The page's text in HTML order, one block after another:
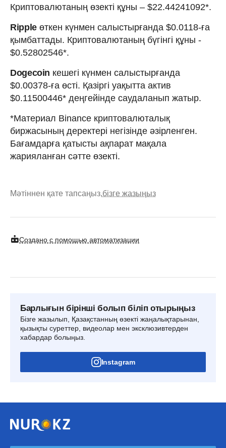
Криптовалютаның өзекті құны – $22.44241092*.
Rippleөткен күнмен салыстырғанда $0.0118-ға
қымбаттады. Криптовалютаның бүгінгі құны -
$0.52802546*.
Dogecoin кешегі күнмен салыстырғанда
$0.00378-ға өсті. Қазіргі уақытта актив
$0.11500446* деңгейінде саудаланып жатыр.
*Материал Binance криптовалюталық
биржасының деректері негізінде әзірленген.
Бағамдарға қатысты ақпарат мақала
жарияланған сәтте өзекті.
Мәтіннен қате тапсаңыз,бізге жазыңыз
Создано с помощью автоматизации
Барлығын бірінші болып біліп отырыңыз
Бізге жазылып, Қазақстанның өзекті жаңалықтарынан,
қызықты суреттер, видеолар мен эксклюзивтерден
хабардар болыңыз.
Instagram